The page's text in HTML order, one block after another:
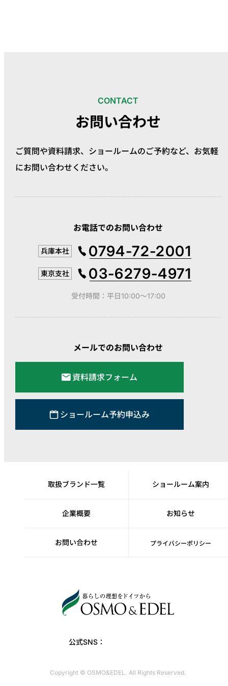
CONTACT
お問い合わせ
ご質問や資料請求、ショールームのご予約など、 お気軽
にお問い合わせください。
お電話でのお問い合わせ
兵庫本社 0794-72-2001
東京支社 03-6279-4971
受付時間：平日10:00～17:00
メールでのお問い合わせ
資料請求フォーム
ショールーム予約申込み
公式SNS：
Copyright © OSMO&EDEL. All Rights Reserved.
取扱ブランド一覧 ショールーム案内
企業概要 お知らせ
お問い合わせ プライバシーポリシー